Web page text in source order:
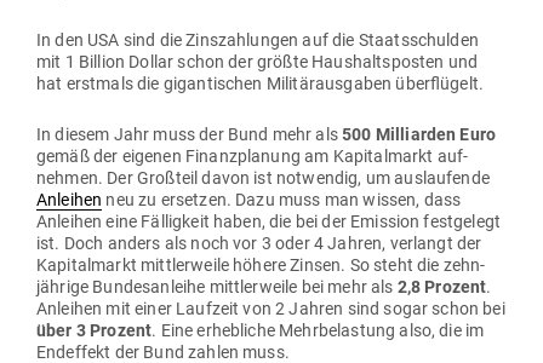
In den USA sind die Zins­zah­lungen auf die Staats­schulden
mit 1 Billion Dollar schon der größte Haus­halts­posten und
hat erstmals die gigan­ti­schen Mili­tär­aus­gaben überflügelt.
In diesem Jahr muss der Bund mehr als500 Mil­li­arden Euro
gemäß der eigenen Finanz­planung am Kapi­tal­markt auf­
nehmen. Der Großteil davon ist not­wendig, um aus­lau­fende
Anleihen neu zu ersetzen. Dazu muss man wissen, dass
Anleihen eine Fäl­ligkeit haben, die bei der Emission fest­gelegt
ist. Doch anders als noch vor 3 oder 4 Jahren, ver­langt der
Kapi­tal­markt mitt­ler­weile höhere Zinsen. So steht die zehn­
jährige Bun­des­an­leihe mitt­ler­weile bei mehr als 2,8 Prozent.
Anleihen mit einer Laufzeit von 2 Jahren sind sogar schon bei
über 3 Prozent. Eine erheb­liche Mehr­be­lastung also, die im
End­effekt der Bund zahlen muss.